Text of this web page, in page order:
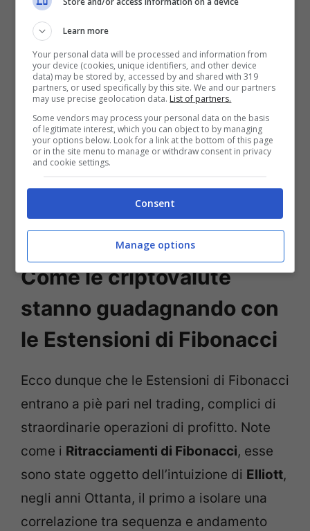
In fondo, l’esponenzialità come concetto, è
ravvisata dall’andamento di
moltiplicazione dei dati prodotti dai server;
seguono lo stesso andamento, sebbene
nessuno sappia quale sia il limite di
conservazione di tutte queste
informazioni. Le basi di questa matematica
e dalle sue modalità
altrettanto esponenziali di guadagno.
Come le criptovalute
stanno guadagnando con
le Estensioni di Fibonacci
Ecco dunque che le Estensioni di Fibonacci
entrano a piè pari nel trading, complici di
straordinarie operazioni di profitto. Note
come i Ritracciamenti di Fibonacci, esse
sono state oggetto dell’intuizione di Elliott,
negli anni Ottanta, il primo a isolare una
correlazione tra sequenza e andamento
Learn more
Your personal data will be processed and information from
your device (cookies, unique identifiers, and other device
data) may be stored by, accessed by and shared with 319
partners, or used specifically by this site. We and our partners
may use precise geolocation data. List of partners.
Some vendors may process your personal data on the basis
of legitimate interest, which you can object to by managing
your options below. Look for a link at the bottom of this page
or in the site menu to manage or withdraw consent in privacy
and cookie settings.
Consent
Manage options